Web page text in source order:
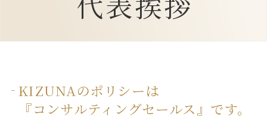
KIZUNAのポリシーは
『コンサルティングセールス』です。